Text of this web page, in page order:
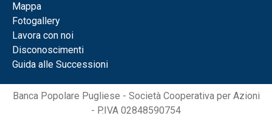
Mappa
Fotogallery
Lavora con noi
Disconoscimenti
Guida alle Successioni
Banca Popolare Pugliese - Società Cooperativa per Azioni
- P.IVA 02848590754